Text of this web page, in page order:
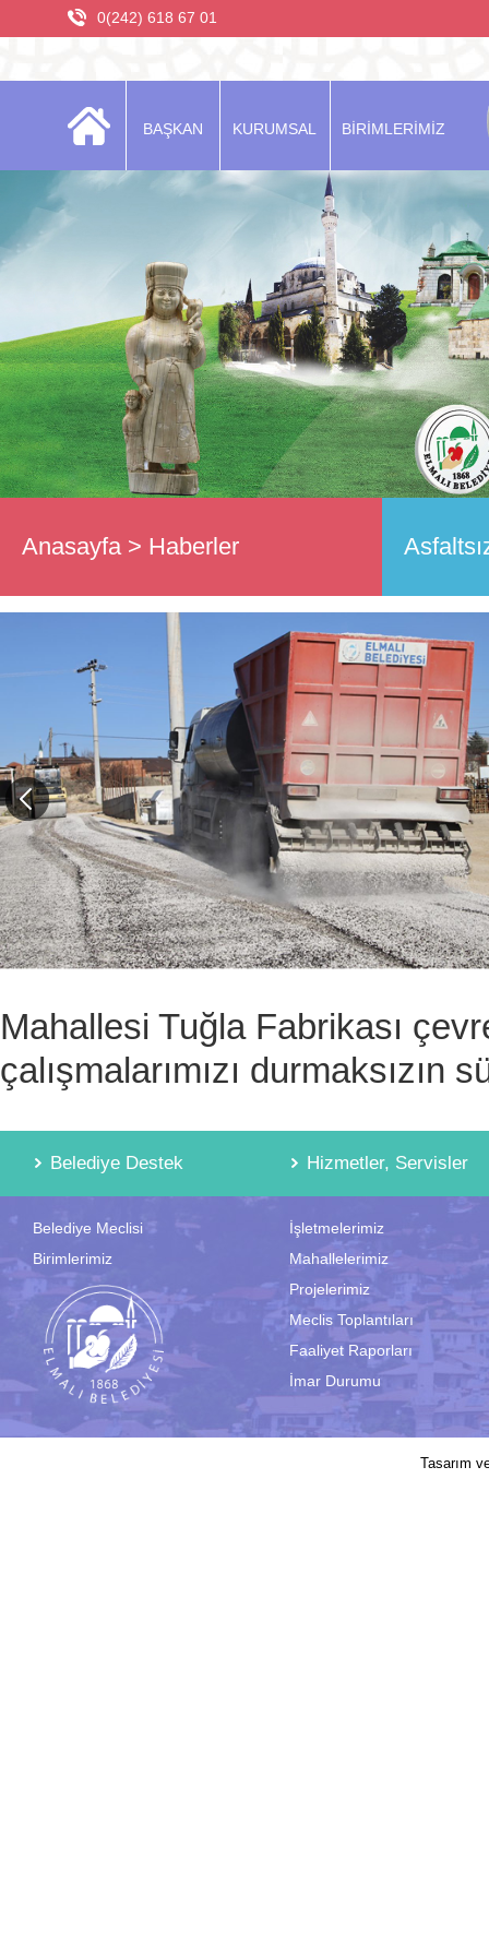
0(242) 618 67 01
BAŞKAN KURUMSAL BİRİMLERİMİZ
Anasayfa> Haberler
Mahallesi Tuğla Fabrikası
çalışmalarımızı durmaksızın
Belediye Destek Hizmetler, Servisler
Belediye Meclisi
Birimlerimiz
İşletmelerimiz
Mahallelerimiz
Projelerimiz
Meclis Toplantıları
Faaliyet Raporları
İmar Durumu
Tasarım